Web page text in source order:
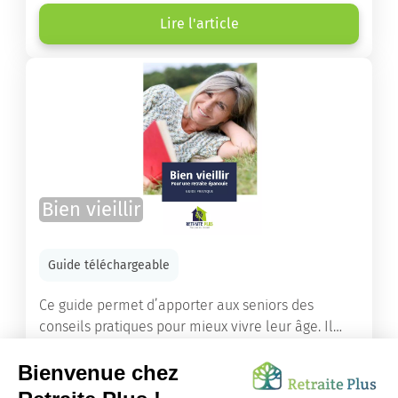
de retraite ou un maintien à domicile.
Lire l'article
Bien vieillir
Guide téléchargeable
Ce guide permet d’apporter aux seniors des
conseils pratiques pour mieux vivre leur âge. Il
améliorer sa santé grâce à l’alimentation...
Lire l'article